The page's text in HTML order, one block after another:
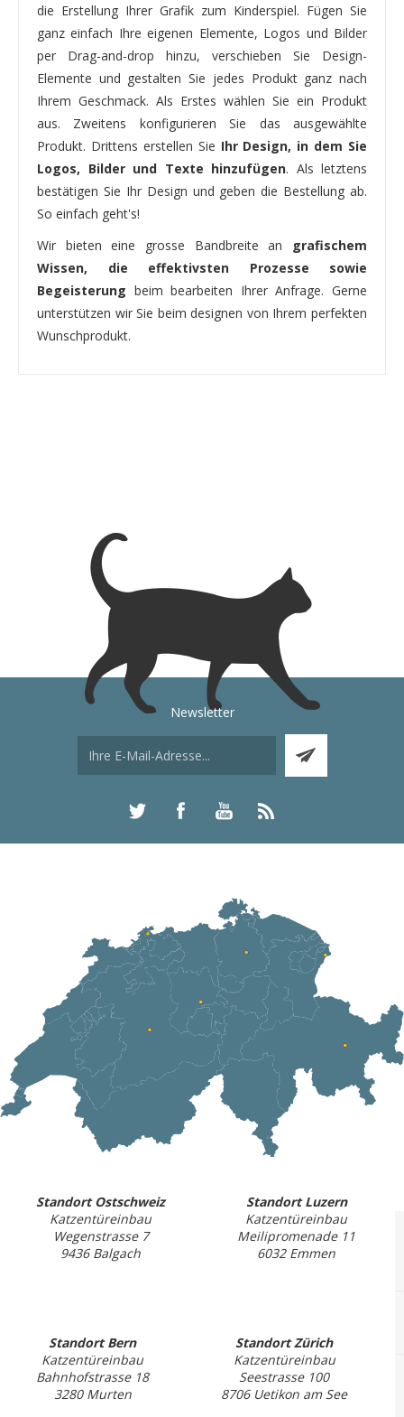
die Erstellung Ihrer Grafik zum Kinderspiel. Fügen Sie
ganz einfach Ihre eigenen Elemente, Logos und Bilder
per Drag-and-drop hinzu, verschieben Sie Design-
Elemente und gestalten Sie jedes Produkt ganz nach
Ihrem Geschmack. Als Erstes wählen Sie ein Produkt
aus. Zweitens konfigurieren Sie das ausgewählte
Produkt. Drittens erstellen Sie Ihr Design, in dem Sie
Logos, Bilder und Texte hinzufügen. Als letztens
bestätigen Sie Ihr Design und geben die Bestellung ab.
So einfach geht's!
Wir bieten eine grosse Bandbreite an
grafischem
Wissen, die effektivsten Prozesse sowie
Begeisterung beim bearbeiten Ihrer Anfrage. Gerne
unterstützen wir Sie beim designen von Ihrem perfekten
Wunschprodukt.
Newsletter
Standort Ostschweiz
Katzentüreinbau
Wegenstrasse 7
9436 Balgach
Standort Luzern
Katzentüreinbau
Meilipromenade 11
6032 Emmen
Standort Bern
Katzentüreinbau
Bahnhofstrasse 18
3280 Murten
Standort Zürich
Katzentüreinbau
Seestrasse 100
8706 Uetikon am See